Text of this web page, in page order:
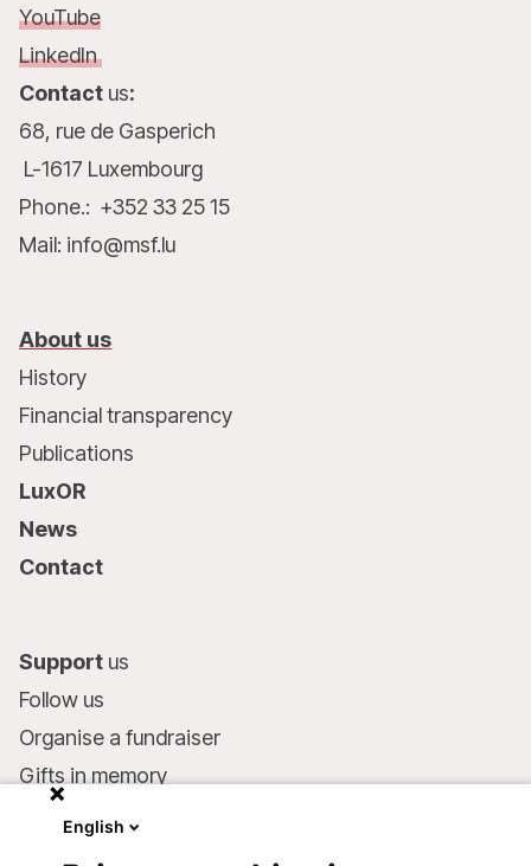
YouTube
LinkedIn
Contact us:
68, rue de Gasperich
L-1617 Luxembourg
Phone.: +352 33 25 15
Mail: info@msf.lu
About us
History
Financial transparency
Publications
LuxOR
News
Contact
Support us
Follow us
Organise a fundraiser
Gifts in memory
English